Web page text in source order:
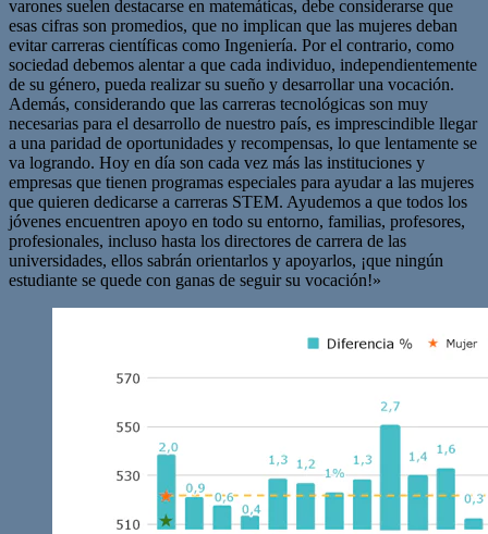
varones suelen destacarse en matemáticas, debe considerarse que
esas cifras son promedios, que no implican que las mujeres deban
evitar carreras científicas como Ingeniería. Por el contrario, como
sociedad debemos alentar a que cada individuo, independientemente
de su género, pueda realizar su sueño y desarrollar una vocación.
Además, considerando que las carreras tecnológicas son muy
necesarias para el desarrollo de nuestro país, es imprescindible llegar
a una paridad de oportunidades y recompensas, lo que lentamente se
va logrando. Hoy en día son cada vez más las instituciones y
empresas que tienen programas especiales para ayudar a las mujeres
que quieren dedicarse a carreras STEM. Ayudemos a que todos los
jóvenes encuentren apoyo en todo su entorno, familias, profesores,
profesionales, incluso hasta los directores de carrera de las
universidades, ellos sabrán orientarlos y apoyarlos, ¡que ningún
estudiante se quede con ganas de seguir su vocación!»